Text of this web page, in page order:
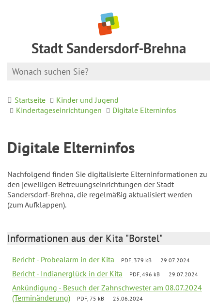
Stadt Sandersdorf-Brehna
Startseite
Kinder und Jugend
Kindertageseinrichtungen
Digitale Elterninfos
Digitale Elterninfos
Nachfolgend finden Sie digitalisierte Elterninformationen zu
den jeweiligen Betreuungseinrichtungen der Stadt
Sandersdorf-Brehna, die regelmäßig aktualisiert werden
(zum Aufklappen).
Informationen aus der Kita "Borstel"
Bericht - Probealarm in der Kita PDF, 379 kB 29.07.2024
Bericht - Indianerglück in der Kita PDF, 496 kB 29.07.2024
Ankündigung - Besuch der Zahnschwester am 08.07.2024
(Terminänderung)
PDF, 75 kB 25.06.2024